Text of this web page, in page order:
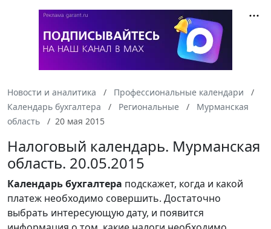
Новости и аналитика
Профессиональные календари
Календарь бухгалтера
Региональные
Мурманская
область
20 мая 2015
Налоговый календарь. Мурманская
область. 20.05.2015
Календарьбухгалтера подскажет, когда и какой
платеж необходимо совершить. Достаточно
выбрать интересующую дату, и появится